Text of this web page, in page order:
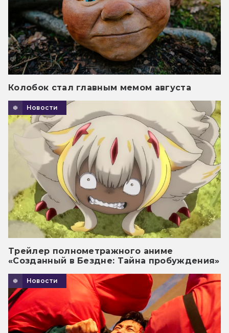
Колобок стал главным мемом августа
Новости
Трейлер полнометражного аниме
«Созданный в Бездне: Тайна пробуждения»
Новости